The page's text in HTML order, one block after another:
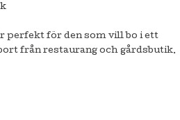
perfekt för den som vill bo i ett
från restaurang och gårdsbutik.